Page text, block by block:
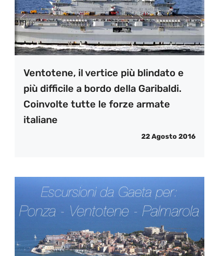
Ventotene, il vertice più blindato e
più difficile a bordo della Garibaldi.
Coinvolte tutte le forze armate
italiane
22 Agosto 2016